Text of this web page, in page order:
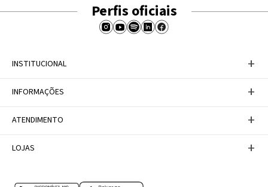
Perfis oficiais
INSTITUCIONAL +
A Marca
Trabalhe conosco
INFORMAÇÕES +
Política de Privacidade
Tabela de Medidas
ATENDIMENTO +
Personal Shopper
LOJAS +